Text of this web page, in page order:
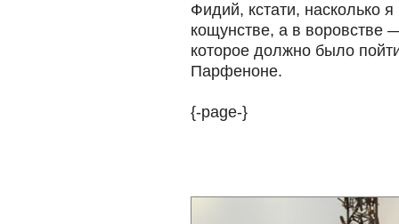
Фидий, кстати, насколько
кощунстве, а в воровстве
которое должно было
Парфеноне.
{-page-}